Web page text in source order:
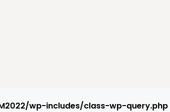
wp-includes/class-wp-query.php